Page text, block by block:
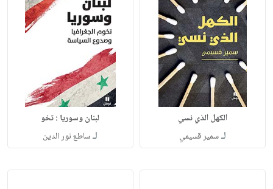
الكهل الذي نسي
لـسمير قسيمي
لبنان وسوريا : تخو
لـساطع نور الدين